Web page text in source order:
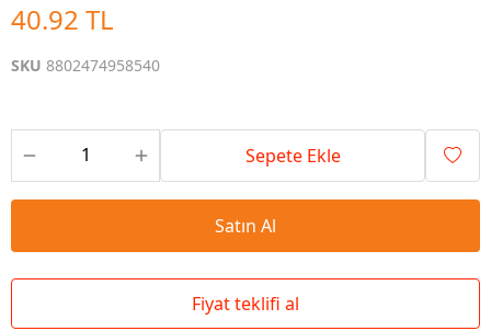
40.92 TL
SKU 8802474958540
Sepete Ekle
Satın Al
Fiyat teklifi al